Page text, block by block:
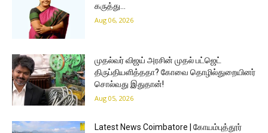
கருத்து…
Aug 06, 2026
முதல்வர் விஜய் அரசின் முதல் பட்ஜெட்
திருப்தியளித்ததா? கோவை தொழில்துறையினர்
சொல்வது இதுதான்!
Aug 05, 2026
Latest News Coimbatore | கோயம்புத்தூர்